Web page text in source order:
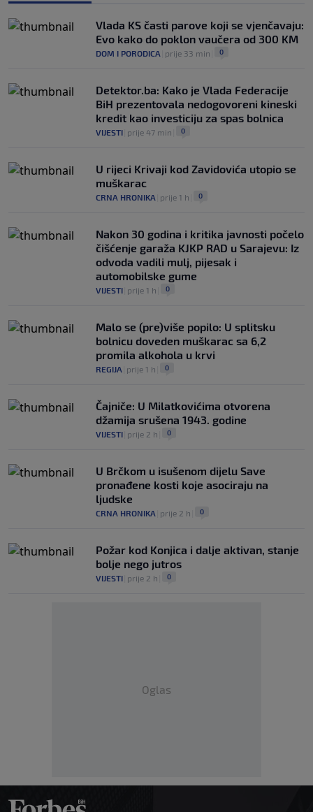
plavi voz
| 0
Vlada KS časti parove koji se vjenčavaju:
Evo kako do poklon vaučera od 300 KM
DOM I PORODICA prije 33 min 0
Detektor.ba: Kako je Vlada Federacije
BiH prezentovala nedogovoreni kineski
kredit kao investiciju za spas bolnica
VIJESTI prije 47 min 0
U rijeci Krivaji kod Zavidovića utopio se
muškarac
CRNA HRONIKA prije 1 h 0
Nakon 30 godina i kritika javnosti počelo
čišćenje garaža KJKP RAD u Sarajevu: Iz
odvoda vadili mulj, pijesak i
automobilske gume
VIJESTI prije 1 h 0
Malo se (pre)više popilo: U splitsku
bolnicu doveden muškarac sa 6,2
promila alkohola u krvi
REGIJA prije 1 h 0
Čajniče: U Milatkovićima otvorena
džamija srušena 1943. godine
VIJESTI prije 2 h 0
U Brčkom u isušenom dijelu Save
pronađene kosti koje asociraju na
ljudske
CRNA HRONIKA prije 2 h 0
Požar kod Konjica i dalje aktivan, stanje
bolje nego jutros
VIJESTI prije 2 h 0
Oglas